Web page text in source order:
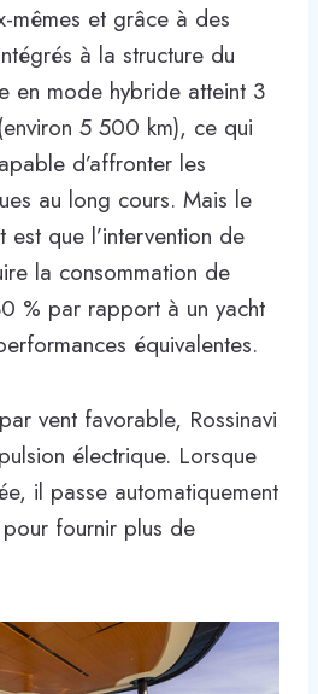
mêmes et grâce à des
à la structure du
en mode hybride atteint 3
5 500 km), ce qui
d’affronter les
au long cours. Mais le
que l’intervention de
la consommation de
% par rapport à un yacht
équivalentes.
vent favorable, Rossinavi
électrique. Lorsque
il passe automatiquement
fournir plus de